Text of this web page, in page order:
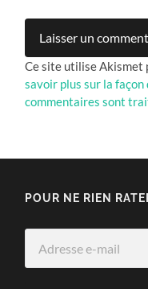
Ce site utilise Akismet
savoir plus sur la façon
commentaires sont
POUR NE RIEN